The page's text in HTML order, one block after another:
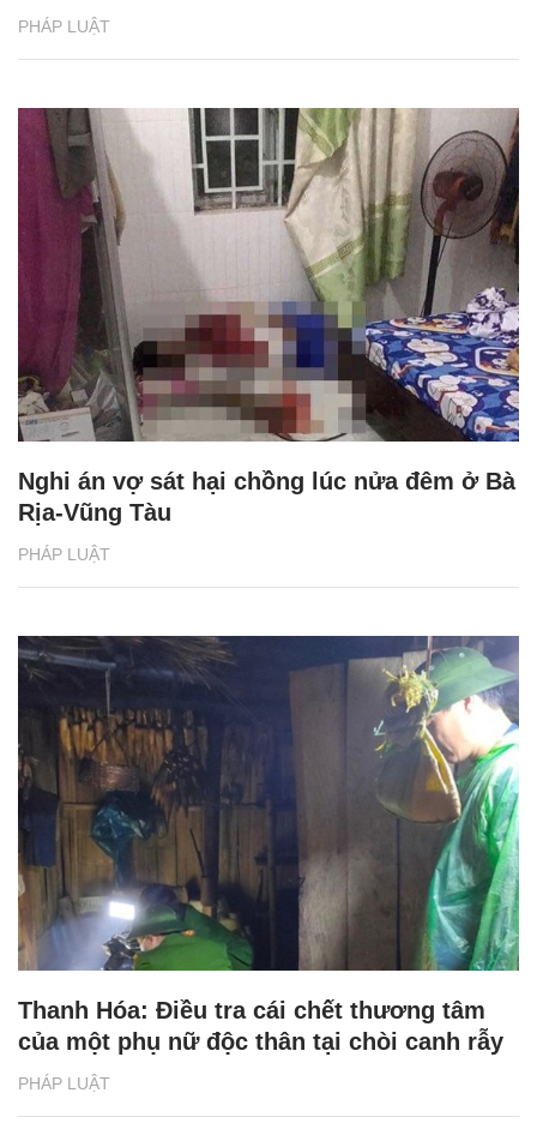
PHÁP LUẬT
PHÁP LUẬT
Nghi án vợ sát hại chồng lúc nửa đêm ở Bà
Rịa-Vũng Tàu
PHÁP LUẬT
Thanh Hóa: Điều tra cái chết thương tâm
của một phụ nữ độc thân tại chòi canh rẫy